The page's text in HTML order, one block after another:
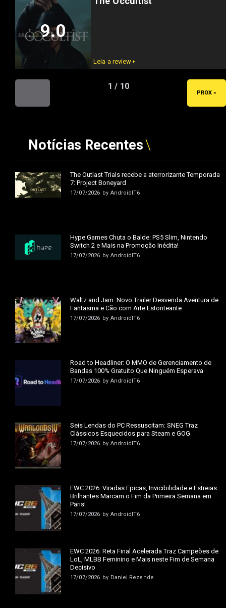
9.0
Leia a review 🢒
1 / 10
PROX »
Notícias Recentes
The Outlast Trials recebe a aterrorizante Temporada
7: Project Boneyard
17/07/2026 by AndroidIT6
Hype Games Chuta o Balde: PS5 Slim, Nintendo
Switch 2 e Mais na Promoção Inédita!
17/07/2026 by AndroidIT6
Waltz and Jam: Novo Trailer Desvenda Aventura de
Fantasma e Cão com Arte Estonteante
17/07/2026 by AndroidIT6
Road to Headliner: O MMO de Gerenciamento de
Bandas 100% Gratuito Que Ninguém Esperava
17/07/2026 by AndroidIT6
Seis Lendas do PC Ressuscitam: SNEG Traz
Clássicos Esquecidos para Steam e GOG
17/07/2026 by AndroidIT6
EWC 2026: Viradas Épicas, Invicibilidade e Estreias
Brilhantes Marcam o Fim da Primeira Semana em
Paris!
17/07/2026 by AndroidIT6
EWC 2026: Reta Final Acelerada Traz Campeões de
LoL, MLBB Feminino e Mais neste Fim de Semana
Decisivo
17/07/2026 by Daniel Rezende